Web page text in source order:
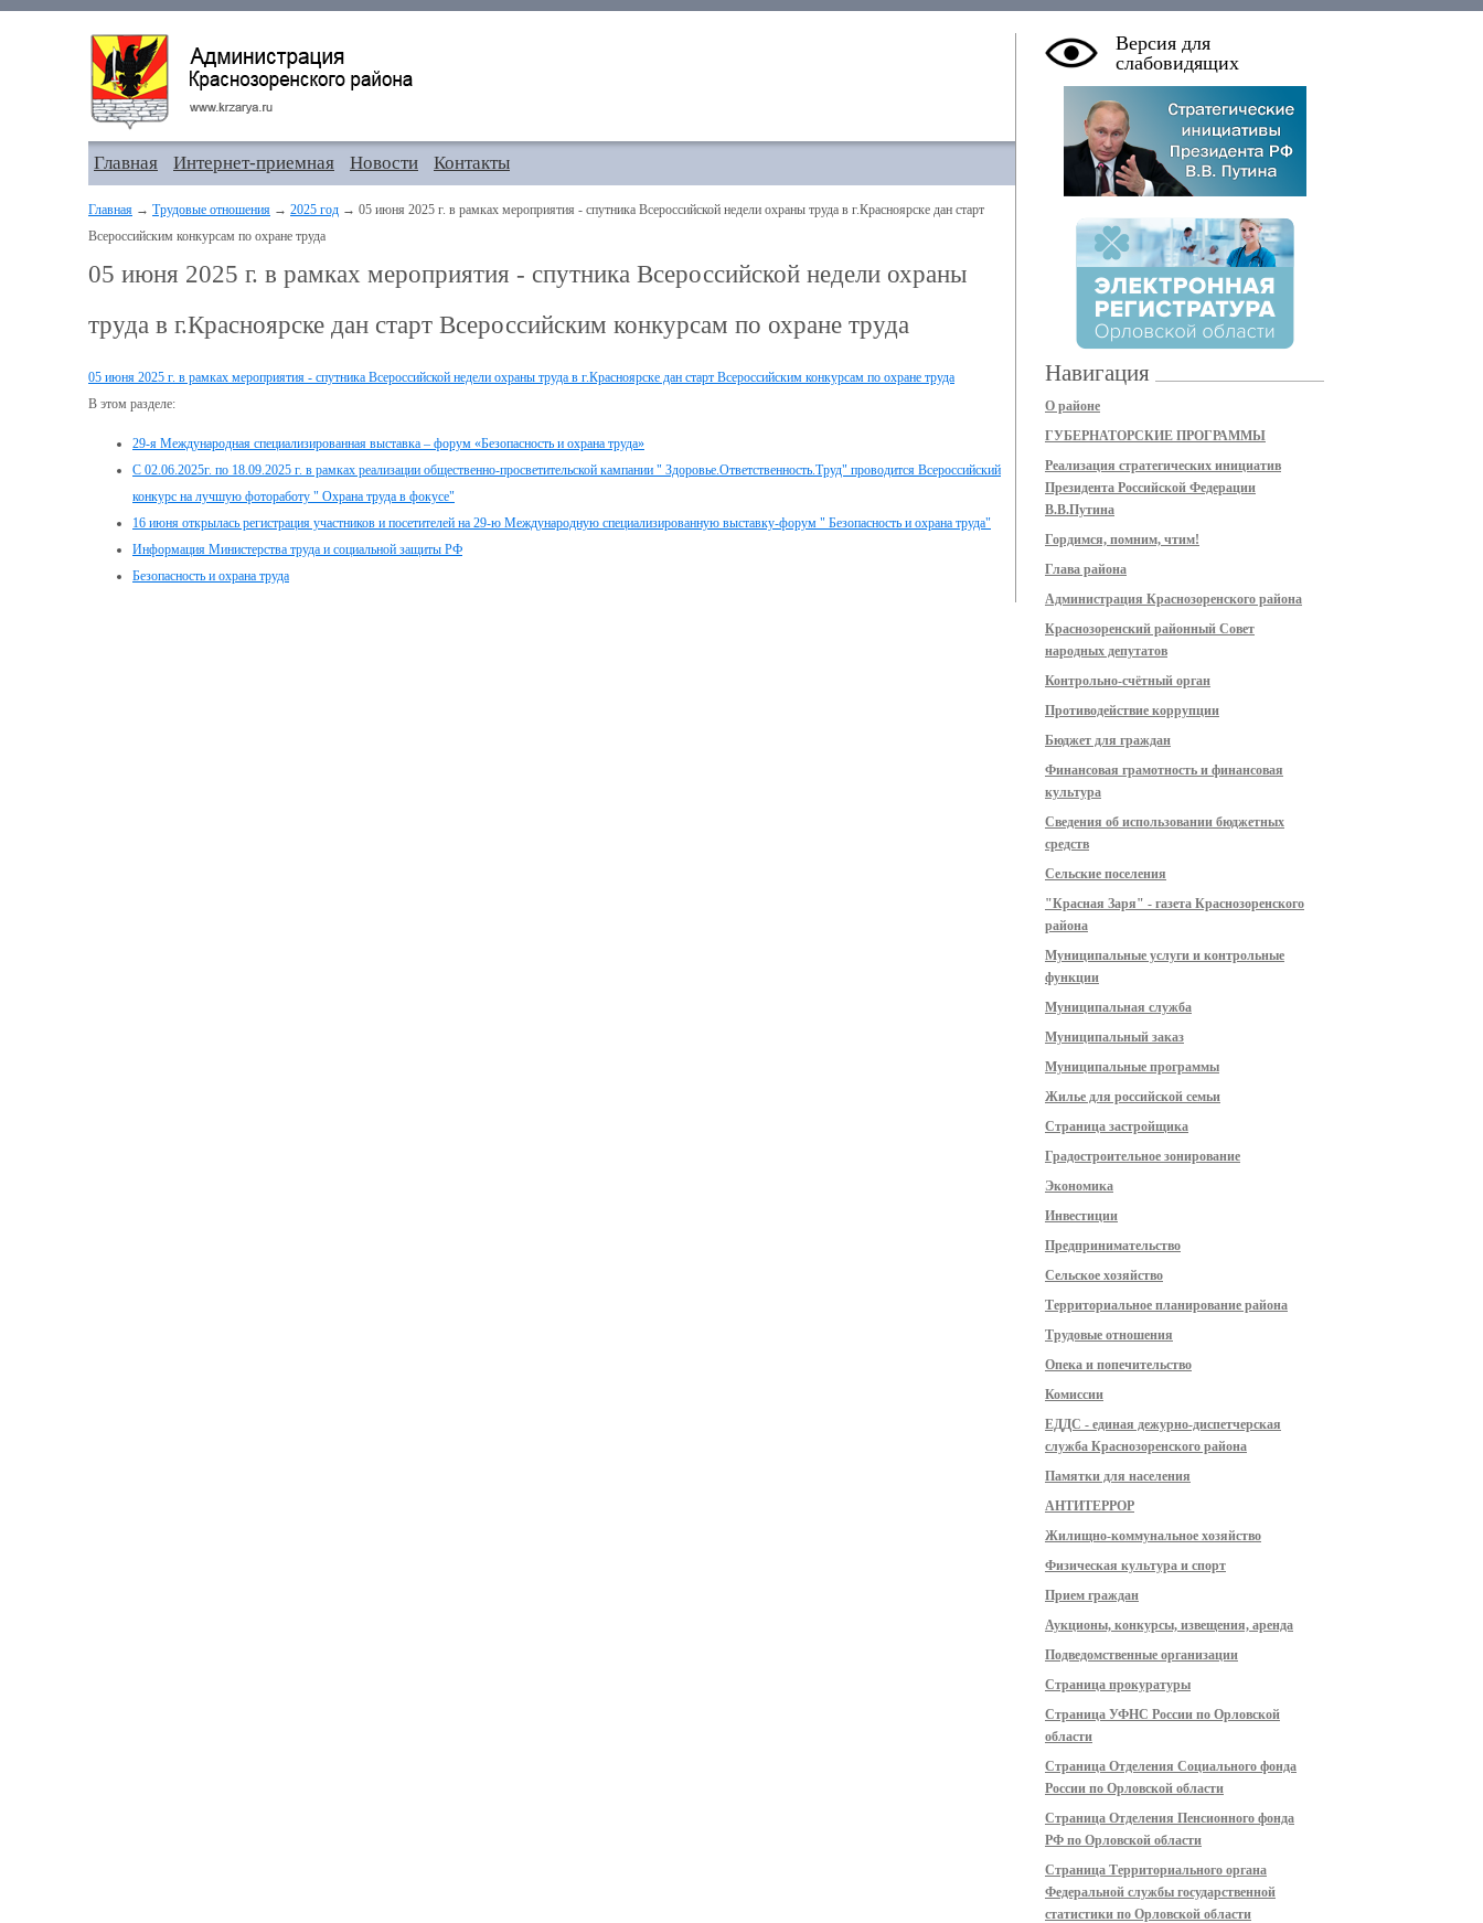
Главная Интернет-приемная Новости Контакты
Главная → Трудовые отношения → 2025 год → 05 июня 2025 г. в рамках мероприятия - спутника Всероссийской недели охраны труда в г.Красноярске дан старт
Всероссийским конкурсам по охране труда
05 июня 2025 г. в рамках мероприятия - спутника Всероссийской недели охраны
труда в г.Красноярске дан старт Всероссийским конкурсам по охране труда
05 июня 2025 г. в рамках мероприятия - спутника Всероссийской недели охраны труда в г.Красноярске дан старт Всероссийским конкурсам по охране труда
В этом разделе:
29-я Международная специализированная выставка – форум «Безопасность и охрана труда»
С 02.06.2025г. по 18.09.2025 г. в рамках реализации общественно-просветительской кампании " Здоровье.Ответственность.Труд" проводится Всероссийский
конкурс на лучшую фотоработу " Охрана труда в фокусе"
16 июня открылась регистрация участников и посетителей на 29-ю Международную специализированную выставку-форум " Безопасность и охрана труда"
Информация Министерства труда и социальной защиты РФ
Безопасность и охрана труда
Версия для
слабовидящих
Навигация
О районе
ГУБЕРНАТОРСКИЕ ПРОГРАММЫ
Реализация стратегических инициатив
Президента Российской Федерации
В.В.Путина
Гордимся, помним, чтим!
Глава района
Администрация Краснозоренского района
Краснозоренский районный Совет
народных депутатов
Контрольно-счётный орган
Противодействие коррупции
Бюджет для граждан
Финансовая грамотность и финансовая
культура
Сведения об использовании бюджетных
средств
Сельские поселения
"Красная Заря" - газета Краснозоренского
района
Муниципальные услуги и контрольные
функции
Муниципальная служба
Муниципальный заказ
Муниципальные программы
Жилье для российской семьи
Страница застройщика
Градостроительное зонирование
Экономика
Инвестиции
Предпринимательство
Сельское хозяйство
Территориальное планирование района
Трудовые отношения
Опека и попечительство
Комиссии
ЕДДС - единая дежурно-диспетчерская
служба Краснозоренского района
Памятки для населения
АНТИТЕРРОР
Жилищно-коммунальное хозяйство
Физическая культура и спорт
Прием граждан
Аукционы, конкурсы, извещения, аренда
Подведомственные организации
Страница прокуратуры
Страница УФНС России по Орловской
области
Страница Отделения Социального фонда
России по Орловской области
Страница Отделения Пенсионного фонда
РФ по Орловской области
Страница Территориального органа
Федеральной службы государственной
статистики по Орловской области